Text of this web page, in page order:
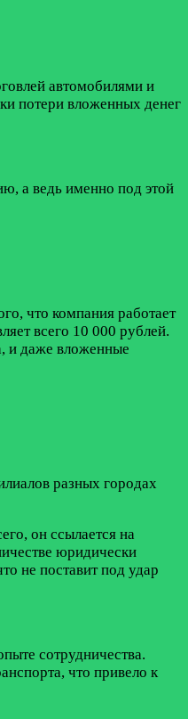
автомобилями и
потери вложенных денег
а ведь именно под этой
что компания работает
всего 10 000 рублей.
и даже вложенные
разных городах
он ссылается на
юридически
не поставит под удар
сотрудничества.
что привело к